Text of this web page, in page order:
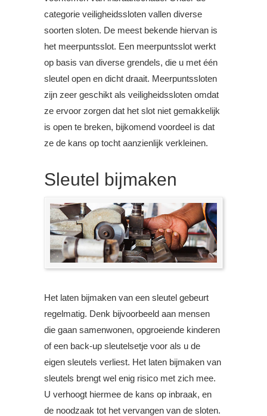
categorie veiligheidssloten vallen diverse
soorten sloten. De meest bekende hiervan is
het meerpuntsslot. Een meerpuntsslot werkt
op basis van diverse grendels, die u met één
sleutel open en dicht draait. Meerpuntssloten
zijn zeer geschikt als veiligheidssloten omdat
ze ervoor zorgen dat het slot niet gemakkelijk
is open te breken, bijkomend voordeel is dat
ze de kans op tocht aanzienlijk verkleinen.
Sleutel bijmaken
Het laten bijmaken van een sleutel gebeurt
regelmatig. Denk bijvoorbeeld aan mensen
die gaan samenwonen, opgroeiende kinderen
of een back-up sleutelsetje voor als u de
eigen sleutels verliest. Het laten bijmaken van
sleutels brengt wel enig risico met zich mee.
U verhoogt hiermee de kans op inbraak, en
de noodzaak tot het vervangen van de sloten.